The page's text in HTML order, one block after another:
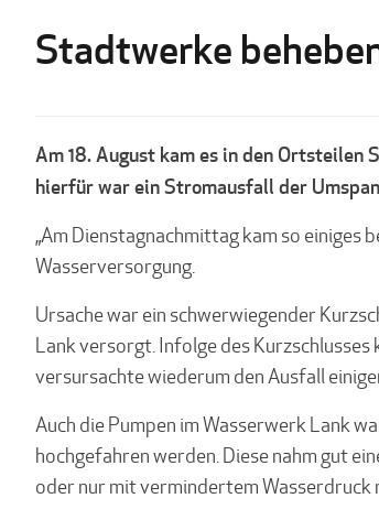
Stadtwerke
Am 18. August kam es in den Ortsteilen
hierfür war ein Stromausfall der
„Am Dienstagnachmittag kam so einiges
Wasserversorgung.
Ursache war ein schwerwiegender
Lank versorgt. Infolge des
versursachte wiederum den Ausfall
Auch die Pumpen im Wasserwerk Lank
hochgefahren werden. Diese nahm gut
oder nur mit vermindertem